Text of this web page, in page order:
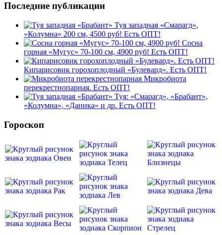
Последние публикации
Туя западная «Смарагд»,
«Колумна» 200 см, 4500 руб! Есть ОПТ!
Сосна
горная «Мугус» 70-100 см, 4900 руб! Есть ОПТ!
Кипарисовик горохоплодный «Булевард». Есть ОПТ!
Микробиота
перекрестнопарная. Есть ОПТ!
Туя: «Смарагд», «Брабант»,
«Колумна», «Даника» и др. Есть ОПТ!
Гороскоп